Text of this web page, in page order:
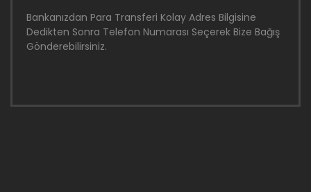
Bankanızdan Para Transferi Kolay Adres Bilgisine
Dedikten Sonra Telefon Numarası Seçerek Bize Bağış
Gönderebilirsiniz.